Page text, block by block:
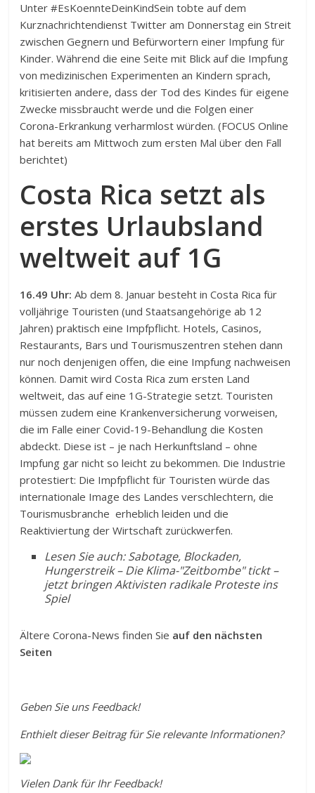
Unter #EsKoennteDeinKindSein tobte auf dem
Kurznachrichtendienst Twitter am Donnerstag ein Streit
zwischen Gegnern und Befürwortern einer Impfung für
Kinder. Während die eine Seite mit Blick auf die Impfung
von medizinischen Experimenten an Kindern sprach,
kritisierten andere, dass der Tod des Kindes für eigene
Zwecke missbraucht werde und die Folgen einer
Corona-Erkrankung verharmlost würden. (FOCUS Online
hat bereits am Mittwoch zum ersten Mal über den Fall
berichtet)
Costa Rica setzt als
erstes Urlaubsland
weltweit auf 1G
16.49 Uhr:Ab dem 8. Januar besteht in Costa Rica für
volljährige Touristen (und Staatsangehörige ab 12
Jahren) praktisch eine Impfpflicht. Hotels, Casinos,
Restaurants, Bars und Tourismuszentren stehen dann
nur noch denjenigen offen, die eine Impfung nachweisen
können. Damit wird Costa Rica zum ersten Land
weltweit, das auf eine 1G-Strategie setzt. Touristen
müssen zudem eine Krankenversicherung vorweisen,
die im Falle einer Covid-19-Behandlung die Kosten
abdeckt. Diese ist – je nach Herkunftsland – ohne
Impfung gar nicht so leicht zu bekommen. Die Industrie
protestiert: Die Impfpflicht für Touristen würde das
internationale Image des Landes verschlechtern, die
Tourismusbranche erheblich leiden und die
Reaktiviertung der Wirtschaft zurückwerfen.
Lesen Sie auch: Sabotage, Blockaden,
Hungerstreik – Die Klima-"Zeitbombe" tickt –
jetzt bringen Aktivisten radikale Proteste ins
Spiel
Ältere Corona-News finden Sie auf den nächsten
Seiten
Geben Sie uns Feedback!
Enthielt dieser Beitrag für Sie relevante Informationen?
Vielen Dank für Ihr Feedback!